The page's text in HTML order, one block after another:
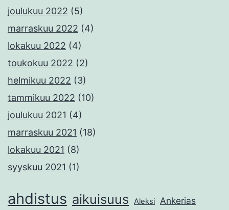
joulukuu 2022 (5)
marraskuu 2022 (4)
lokakuu 2022 (4)
toukokuu 2022 (2)
helmikuu 2022 (3)
tammikuu 2022 (10)
joulukuu 2021 (4)
marraskuu 2021 (18)
lokakuu 2021 (8)
syyskuu 2021 (1)
ahdistus aikuisuus Aleksi Ankerias